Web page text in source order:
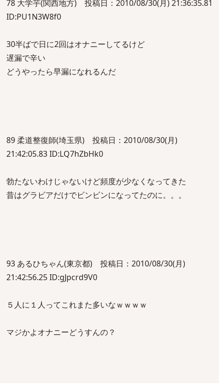
78 大学芋(関西地方) 投稿日：2010/08/30(月) 21:36:35.81
ID:PU1N3W8f0
30半ばで日に2回はオナニーしてるけど
遅漏で辛い
どうやったら早漏になれるんだ
89 柔道整復師(埼玉県) 投稿日：2010/08/30(月)
21:42:05.83 ID:LQ7hZbHk0
勃たないわけじゃないけど頻度が少なくなってきた
昔はグラビアだけでビンビンになってたのに。。。
93 あるひちゃん(東京都) 投稿日：2010/08/30(月)
21:42:56.25 ID:gJpcrd9V0
５人に１人ってこれまた多いなｗｗｗｗ
マジかよオナニーどうすんの？